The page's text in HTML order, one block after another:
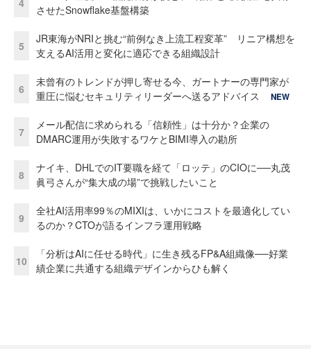
させたSnowflake基盤構築
5
JR東海がNRIと挑む“前例なき上流工程変革” リニア構想を
支えるAI活用と変化に適応できる組織設計
6
未曾有のトレンドが押し寄せる今、ガートナーの専門家が
重圧に悩むセキュリティリーダーへ送るアドバイス
NEW
7
メール配信に求められる「信頼性」は十分か？企業の
DMARC運用が失敗するワケとBIMI導入の勘所
8
ナイキ、DHLでのIT要職を経て「ロッテ」のCIOに──丸茂
眞弓さんが“集大成の場”で挑戦したいこと
9
全社AI活用率99％のMIXIは、いかにコストを最適化してい
るのか？CTOが語るインフラ運用戦略
10
「分析はAIに任せる時代」に生き残るFP&A組織像──好業
績企業に共通する組織デザインからひも解く